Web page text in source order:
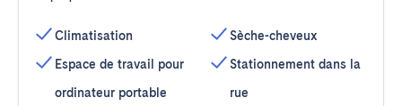
Climatisation
Espace de travail pour
ordinateur portable
Sèche-cheveux
Stationnement dans la
rue